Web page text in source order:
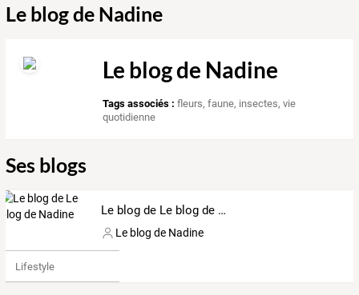
Le blog de Nadine
Le blog de Nadine
Tags associés : fleurs,faune, insectes,vie
quotidienne
Ses blogs
Le blog de Le blog de Nadine
Le blog de Nadine
Lifestyle